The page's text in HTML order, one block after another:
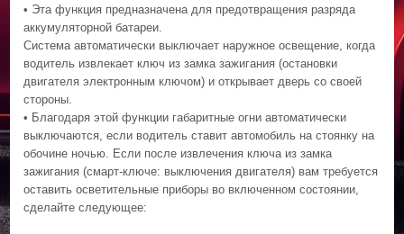
• Эта функция предназначена для предотвращения разряда
аккумуляторной батареи.
Система автоматически выключает наружное освещение, когда
водитель извлекает ключ из замка зажигания (остановки
двигателя электронным ключом) и открывает дверь со своей
стороны.
• Благодаря этой функции габаритные огни автоматически
выключаются, если водитель ставит автомобиль на стоянку на
обочине ночью. Если после извлечения ключа из замка
зажигания (смарт-ключе: выключения двигателя) вам требуется
оставить осветительные приборы во включенном состоянии,
сделайте следующее: